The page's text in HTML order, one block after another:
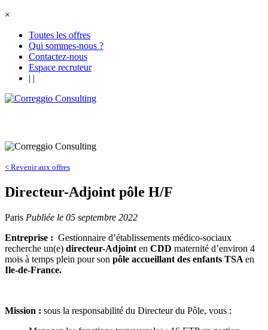
×
Toutes les offres
Qui sommes-nous ?
Contactez-nous
Espace recruteur
| |
< Revenir aux offres
Directeur-Adjoint pôle H/F
Paris Publiée le 05 septembre 2022
Entreprise : Gestionnaire d’établissements médico-sociaux
recherche un(e) directeur-Adjoint en CDD maternité d’environ 4
mois à temps plein pour son pôle accueillant des enfants TSA en
Ile-de-France.
Mission : sous la responsabilité du Directeur du Pôle, vous :